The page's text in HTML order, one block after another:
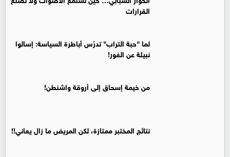
القرارات
لما "حبة التراب" تدرّس أباطرة السياسة: إسالوا
نبيلة عن الغور!
من خيمة إسحاق إلى أروقة واشنطن!
نتائج المختبر ممتازة، لكن المريض ما زال يعاني!!